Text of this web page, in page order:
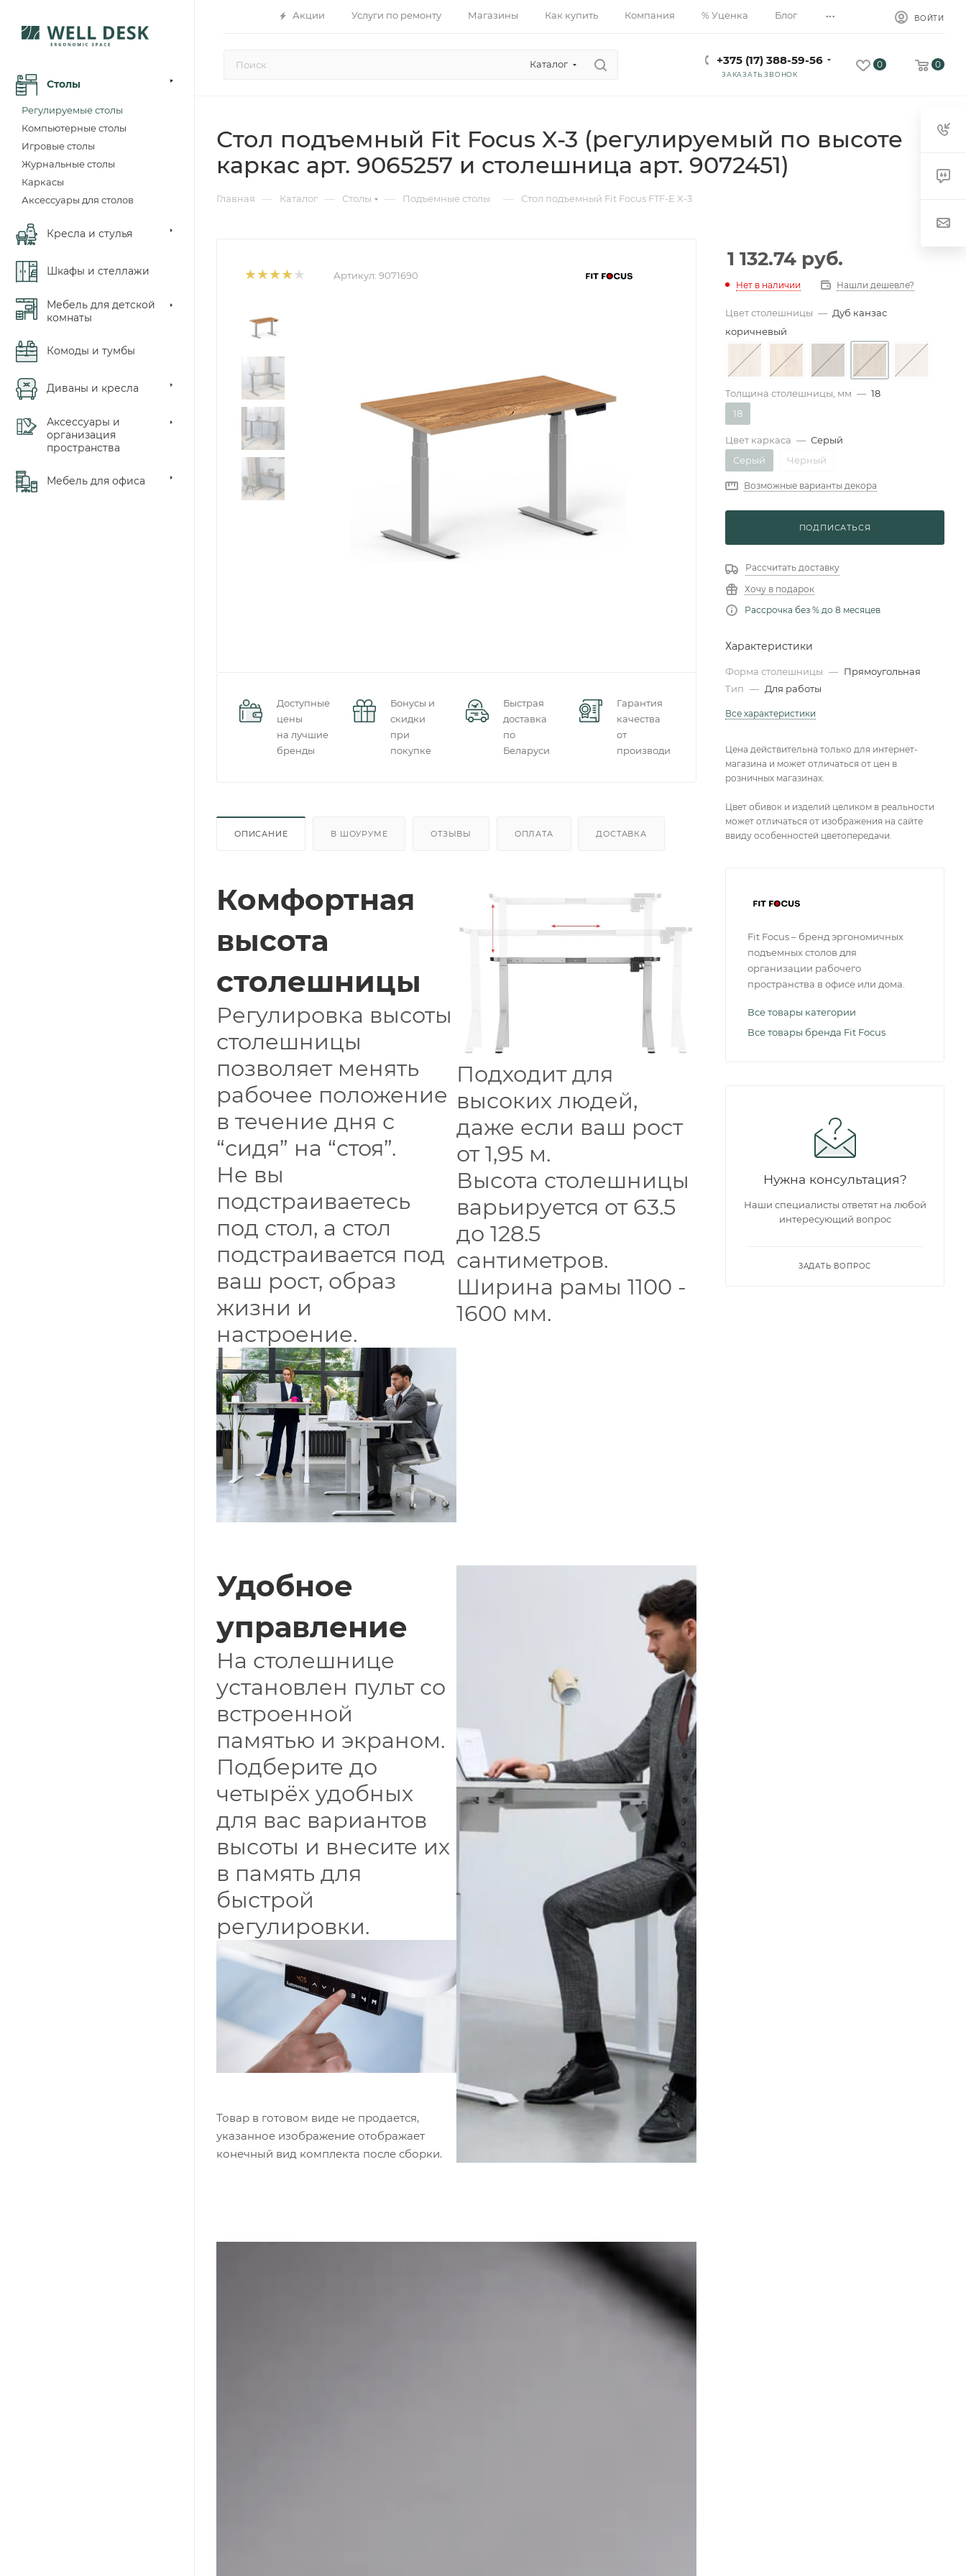
Акции Услуги по ремонту Магазины Как купить Компания % Уценка Блог ... ВОЙТИ
Каталог +375 (17) 388-59-56
ЗАКАЗАТЬ ЗВОНОК
0 0
Столы
Регулируемые столы
Компьютерные столы
Игровые столы
Журнальные столы
Каркасы
Аксессуары для столов
Кресла и стулья
Шкафы и стеллажи
Мебель для детской
комнаты
Комоды и тумбы
Диваны и кресла
Аксессуары и
организация
пространства
Мебель для офиса
Стол подъемный Fit Focus X-3 (регулируемый по высоте
каркас арт. 9065257 и столешница арт. 9072451)
Главная — Каталог — Столы — Подъемные столы — Стол подъемный Fit Focus FTF-E X-3
Артикул: 9071690
Доступные
цены
на лучшие
бренды
Бонусы и
скидки
при
покупке
Быстрая
доставка
по
Беларуси
Гарантия
качества
от
производителей
ОПИСАНИЕ В ШОУРУМЕ ОТЗЫВЫ ОПЛАТА ДОСТАВКА
Комфортная
высота
столешницы
Регулировка высоты
столешницы
позволяет менять
рабочее положение
в течение дня с
“сидя” на “стоя”.
Не вы
подстраиваетесь
под стол, а стол
подстраивается под
ваш рост, образ
жизни и
настроение.
Подходит для
высоких людей,
даже если ваш рост
от 1,95 м.
Высота столешницы
варьируется от 63.5
до 128.5
сантиметров.
Ширина рамы 1100 -
1600 мм.
Удобное
управление
На столешнице
установлен пульт со
встроенной
памятью и экраном.
Подберите до
четырёх удобных
для вас вариантов
высоты и внесите их
в память для
быстрой
регулировки.
Товар в готовом виде не продается,
указанное изображение отображает
конечный вид комплекта после сборки.
1 132.74 руб.
Нет в наличии Нашли дешевле?
Цвет столешницы — Дуб канзас
коричневый
Толщина столешницы, мм — 18
18
Цвет каркаса — Серый
Серый
Черный
Возможные варианты декора
ПОДПИСАТЬСЯ
Рассчитать доставку
Хочу в подарок
Рассрочка без % до 8 месяцев
Характеристики
Форма столешницы — Прямоугольная
Тип — Для работы
Все характеристики
Цена действительна только для интернет-
магазина и может отличаться от цен в
розничных магазинах.
Цвет обивок и изделий целиком в реальности
может отличаться от изображения на сайте
ввиду особенностей цветопередачи.
Fit Focus – бренд эргономичных
подъемных столов для
организации рабочего
пространства в офисе или дома.
Все товары категории
Все товары бренда Fit Focus
Нужна консультация?
Наши специалисты ответят на любой
интересующий вопрос
ЗАДАТЬ ВОПРОС